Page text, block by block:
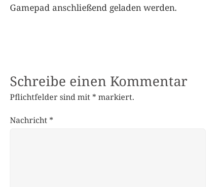
Gamepad anschließend geladen werden.
Schreibe einen Kommentar
Pflichtfelder sind mit * markiert.
Nachricht *